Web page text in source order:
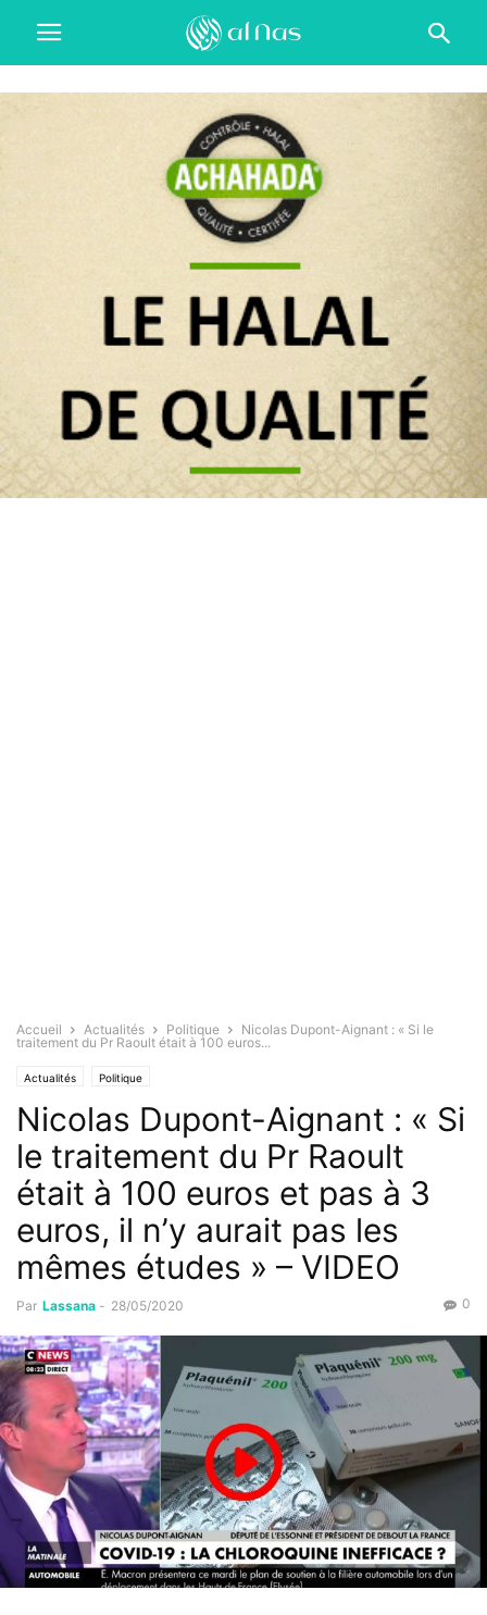
Accueil Actualités Politique
Nicolas Dupont-Aignant : « Si le
traitement du Pr Raoult était à 100 euros...
Actualités Politique
Nicolas Dupont-Aignant : « Si
le traitement du Pr Raoult
était à 100 euros et pas à 3
euros, il n’y aurait pas les
mêmes études » – VIDEO
Par Lassana - 28/05/2020 0